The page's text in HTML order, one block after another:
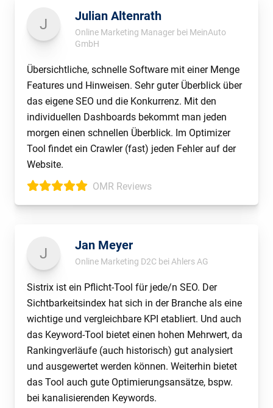
J Julian Altenrath
Online Marketing Manager bei MeinAuto
GmbH
Übersichtliche, schnelle Software mit einer Menge
Features und Hinweisen. Sehr guter Überblick über
das eigene SEO und die Konkurrenz. Mit den
individuellen Dashboards bekommt man jeden
morgen einen schnellen Überblick. Im Optimizer
Tool findet ein Crawler (fast) jeden Fehler auf der
Website.
OMR Reviews
J Jan Meyer
Online Marketing D2C bei Ahlers AG
Sistrix ist ein Pflicht-Tool für jede/n SEO. Der
Sichtbarkeitsindex hat sich in der Branche als eine
wichtige und vergleichbare KPI etabliert. Und auch
das Keyword-Tool bietet einen hohen Mehrwert, da
Rankingverläufe (auch historisch) gut analysiert
und ausgewertet werden können. Weiterhin bietet
das Tool auch gute Optimierungsansätze, bspw.
bei kanalisierenden Keywords.